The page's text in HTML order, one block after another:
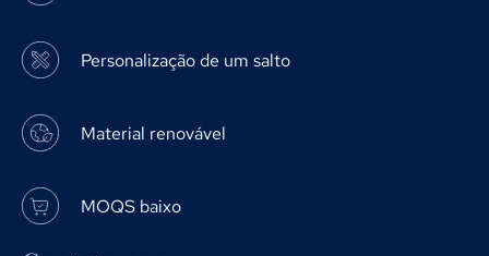
Personalização de um salto
Material renovável
MOQS baixo